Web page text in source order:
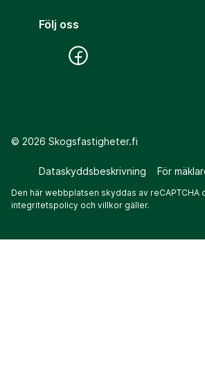
Följ oss
© 2026 Skogsfastigheter.fi
Dataskyddsbeskrivning För
Den här webbplatsen skyddas av reCAPTCHA
integritetspolicy och villkor gäller.